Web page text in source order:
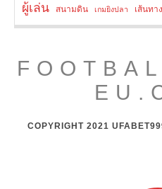
ผู้เล่น สนามดิน เกมยิงปลา เส้นทา
COPYRIGHT 2021